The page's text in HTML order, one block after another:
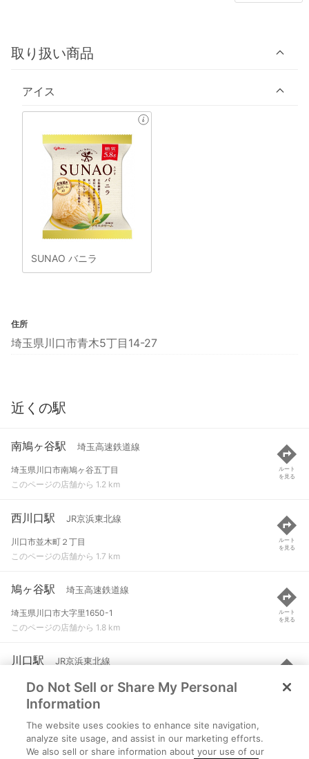
取り扱い商品
アイス
SUNAO バニラ
住所
埼玉県川口市青木5丁目14-27
近くの駅
南鳩ヶ谷駅 埼玉高速鉄道線
埼玉県川口市南鳩ヶ谷五丁目
このページの店舗から 1.2 km
ルート
を見る
西川口駅 JR京浜東北線
川口市並木町２丁目
このページの店舗から 1.7 km
ルート
を見る
鳩ヶ谷駅 埼玉高速鉄道線
埼玉県川口市大字里1650-1
このページの店舗から 1.8 km
ルート
を見る
川口駅 JR京浜東北線
川口市栄町３丁目
このページの店舗から 2 km
ルート
を見る
川口元郷駅 埼玉高速鉄道線
川口市元郷１-２-１５
Do Not Sell or Share My Personal
Information
The website uses cookies to enhance site navigation,
analyze site usage, and assist in our marketing efforts.
We also sell or share information about your use of our